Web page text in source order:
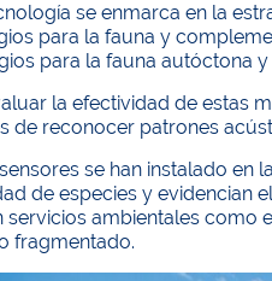
se enmarca en la
para la fauna y
para la fauna autóctona
la efectividad de estas
de reconocer patrones
se han instalado en
de especies y evidencian
servicios ambientales como
fragmentado.